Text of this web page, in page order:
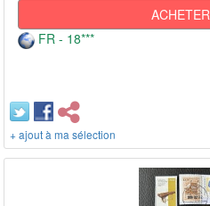
ACHETER
FR - 18***
+ ajout à ma sélection